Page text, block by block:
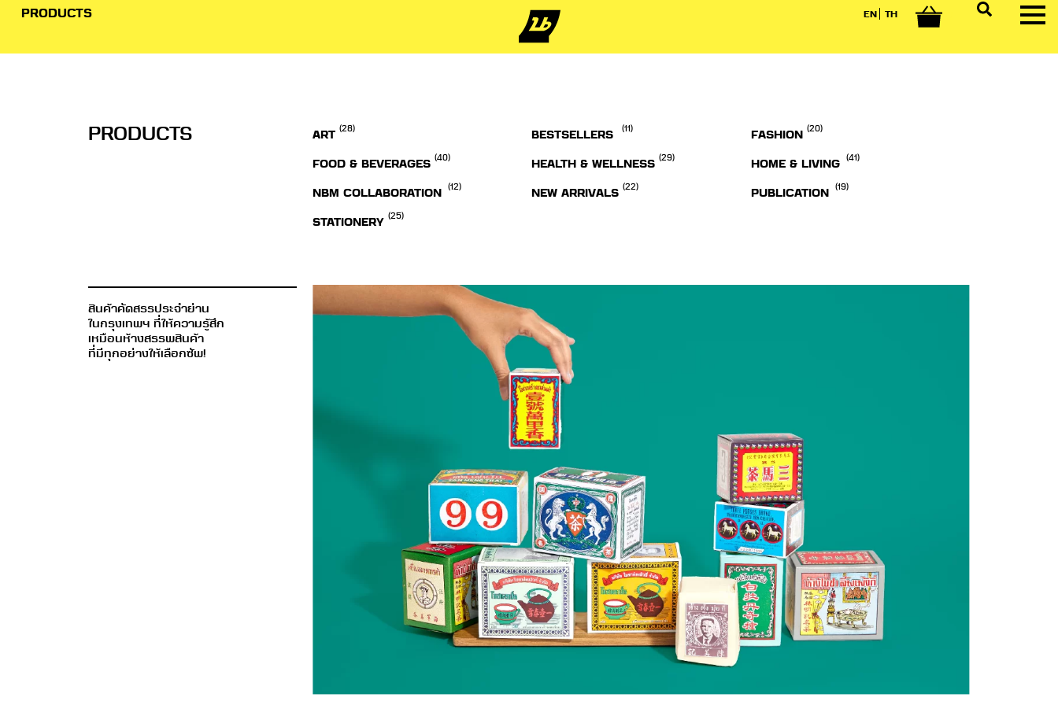
PRODUCTS EN TH
PRODUCTS ART (28) BESTSELLERS (11) FASHION (20)
FOOD & BEVERAGES (40) HEALTH & WELLNESS (29) HOME & LIVING (41)
NBM COLLABORATION (12) NEW ARRIVALS (22) PUBLICATION (19)
STATIONERY (25)
สินค้าคัดสรรประจำย่าน
ในกรุงเทพฯ ที่ให้ความรู้สึก
เหมือนห้างสรรพสินค้า
ที่มีทุกอย่างให้เลือกซัพ!